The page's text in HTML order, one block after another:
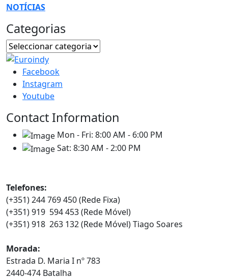
NOTÍCIAS
Categorias
Facebook
Instagram
Youtube
Contact Information
Mon - Fri: 8:00 AM - 6:00 PM
Sat: 8:30 AM - 2:00 PM
Telefones:
(+351) 244 769 450 (Rede Fixa)
(+351) 919 594 453 (Rede Móvel)
(+351) 918 263 132 (Rede Móvel) Tiago Soares
Morada:
Estrada D. Maria I nº 783
2440-474 Batalha